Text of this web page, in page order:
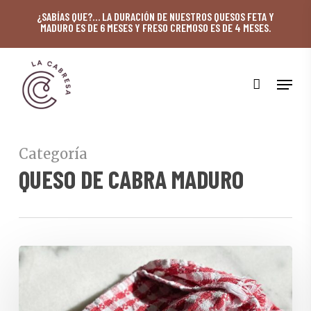
main
¿SABÍAS QUE?… LA DURACIÓN DE NUESTROS QUESOS FETA Y
MADURO ES DE 6 MESES Y FRESO CREMOSO ES DE 4 MESES.
Menu
Categoría
QUESO DE CABRA MADURO
Sueño